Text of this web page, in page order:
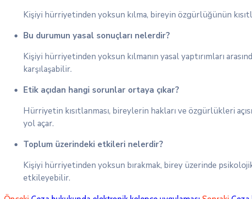
Kişiyi hürriyetinden yoksun kılma, bireyin özgürlüğünün
Bu durumun yasal sonuçları nelerdir?
Kişiyi hürriyetinden yoksun kılmanın yasal yaptırımları
karşılaşabilir.
Etik açıdan hangi sorunlar ortaya çıkar?
Hürriyetin kısıtlanması, bireylerin hakları ve özgürlükleri
yol açar.
Toplum üzerindeki etkileri nelerdir?
Kişiyi hürriyetinden yoksun bırakmak, birey üzerinde
etkileyebilir.